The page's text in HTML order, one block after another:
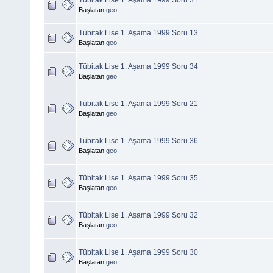
Başlatan geo
Tübitak Lise 1. Aşama 1999 Soru 13
Başlatan geo
Tübitak Lise 1. Aşama 1999 Soru 34
Başlatan geo
Tübitak Lise 1. Aşama 1999 Soru 21
Başlatan geo
Tübitak Lise 1. Aşama 1999 Soru 36
Başlatan geo
Tübitak Lise 1. Aşama 1999 Soru 35
Başlatan geo
Tübitak Lise 1. Aşama 1999 Soru 32
Başlatan geo
Tübitak Lise 1. Aşama 1999 Soru 30
Başlatan geo